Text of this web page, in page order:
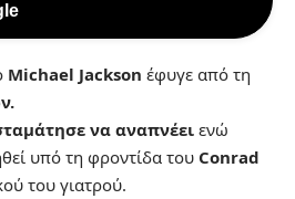
Michael Jackson έφυγε από τη
να αναπνέειενώ
υπό τη φροντίδα του Conrad
του γιατρού.